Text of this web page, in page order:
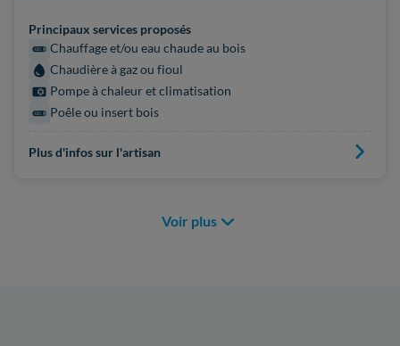
Principaux services proposés
Chauffage et/ou eau chaude au bois
Chaudière à gaz ou fioul
Pompe à chaleur et climatisation
Poêle ou insert bois
Plus d'infos sur l'artisan
Voir plus